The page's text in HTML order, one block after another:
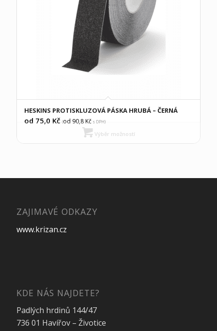
HESKINS PROTISKLUZOVÁ PÁSKA HRUBÁ – ČERNÁ
od 75,0 Kč (od 90,8Kčs DPH)
Výběr možností
ZAJIMAVÉ ODKAZY
www.krizan.cz
KDE NÁS NAJDETE?
Padlých hrdinů 144/47
736 01 Havířov – Životice